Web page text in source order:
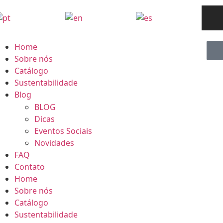
Home
Sobre nós
Catálogo
Sustentabilidade
Blog
BLOG
Dicas
Eventos Sociais
Novidades
FAQ
Contato
Home
Sobre nós
Catálogo
Sustentabilidade